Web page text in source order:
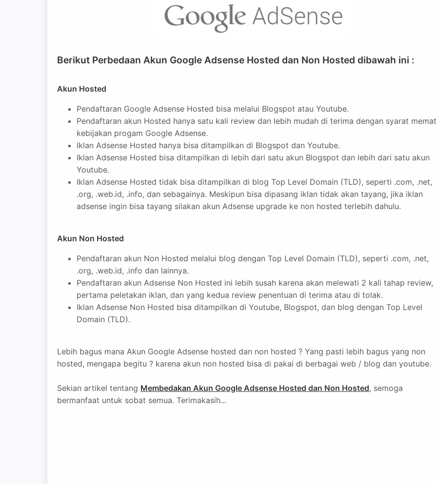
Berikut Perbedaan Akun Google Adsense Hosted dan Non Hosted dibawah ini :
Akun Hosted
Pendaftaran Google Adsense Hosted bisa melalui Blogspot atau Youtube.
Pendaftaran akun Hosted hanya satu kali review dan lebih mudah di terima dengan syarat
kebijakan progam Google Adsense.
Iklan Adsense Hosted hanya bisa ditampilkan di Blogspot dan Youtube.
Iklan Adsense Hosted bisa ditampilkan di lebih dari satu akun Blogspot dan lebih dari satu akun
Youtube.
Iklan Adsense Hosted tidak bisa ditampilkan di blog Top Level Domain (TLD), seperti .com, .net,
.org, .web.id, .info, dan sebagainya. Meskipun bisa dipasang iklan tidak akan tayang, jika iklan
adsense ingin bisa tayang silakan akun Adsense upgrade ke non hosted terlebih dahulu.
Akun Non Hosted
Pendaftaran akun Non Hosted melalui blog dengan Top Level Domain (TLD), seperti .com, .net,
.org, .web.id, .info dan lainnya.
Pendaftaran akun Adsense Non Hosted ini lebih susah karena akan melewati 2 kali tahap review,
pertama peletakan iklan, dan yang kedua review penentuan di terima atau di tolak.
Iklan Adsense Non Hosted bisa ditampilkan di Youtube, Blogspot, dan blog dengan Top Level
Domain (TLD).
Lebih bagus mana Akun Google Adsense hosted dan non hosted ? Yang pasti lebih bagus yang non
hosted, mengapa begitu ? karena akun non hosted bisa di pakai di berbagai web / blog dan youtube.
Sekian artikel tentang Membedakan Akun Google Adsense Hosted dan Non Hosted, semoga
bermanfaat untuk sobat semua. Terimakasih...